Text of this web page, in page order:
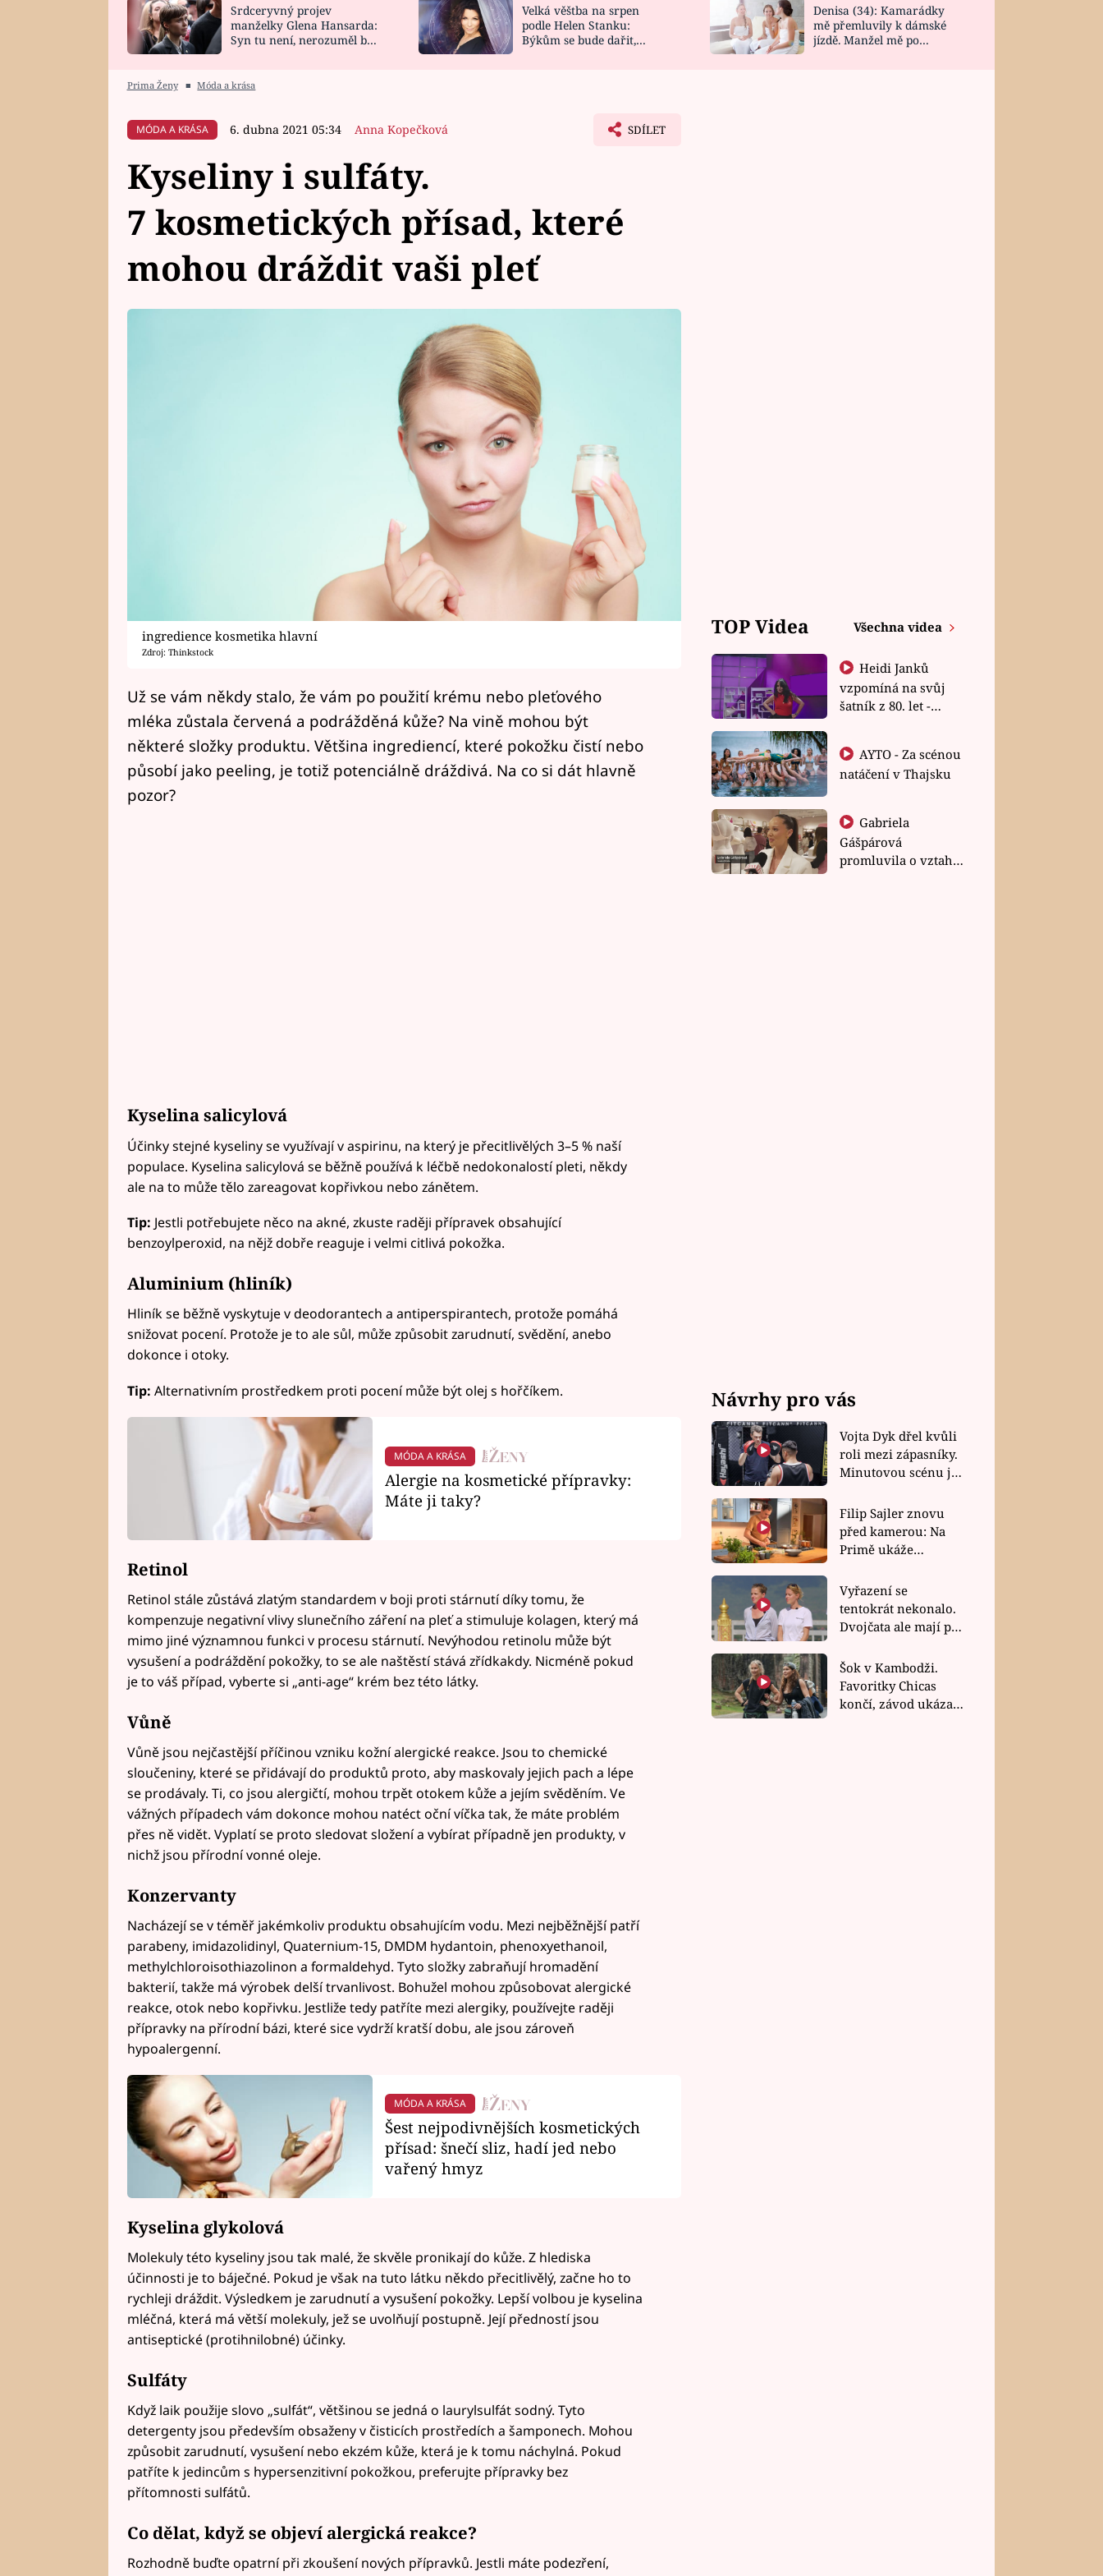
HOROSKOP NA
CELEBRITY
VAŘENÍ
NOVINKY
VIDEORECEPTY
DESIGN
Srdceryvný projev
manželky Glena Hansarda:
Syn tu není, nerozuměl by
Velká věštba na srpen
podle Helen Stanku:
Býkům se bude dařit,
Denisa (34): Kamarádky
mě přemluvily k dámské
jízdě. Manžel mě po
Prima Ženy ■ Móda a krása
MÓDA A KRÁSA 6. dubna 2021 05:34 Anna Kopečková SDÍLET
Kyseliny i sulfáty.
7 kosmetických přísad, které
mohou dráždit vaši pleť
ingredience kosmetika hlavní
Zdroj: Thinkstock
Už se vám někdy stalo, že vám po použití krému nebo pleťového
mléka zůstala červená a podrážděná kůže? Na vině mohou být
některé složky produktu. Většina ingrediencí, které pokožku čistí nebo
působí jako peeling, je totiž potenciálně dráždivá. Na co si dát hlavně
pozor? ​​​​​​​
Kyselina salicylová
Účinky stejné kyseliny se využívají v aspirinu, na který je přecitlivělých 3–5 % naší
populace. Kyselina salicylová se běžně používá k léčbě nedokonalostí pleti, někdy
ale na to může tělo zareagovat kopřivkou nebo zánětem.
Tip: Jestli potřebujete něco na akné, zkuste raději přípravek obsahující
benzoylperoxid, na nějž dobře reaguje i velmi citlivá pokožka.
Aluminium (hliník)
Hliník se běžně vyskytuje v deodorantech a antiperspirantech, protože pomáhá
snižovat pocení. Protože je to ale sůl, může způsobit zarudnutí, svědění, anebo
dokonce i otoky.
Tip: Alternativním prostředkem proti pocení může být olej s hořčíkem.
MÓDA A KRÁSA
Alergie na kosmetické přípravky:
Máte ji taky?
Retinol
Retinol stále zůstává zlatým standardem v boji proti stárnutí díky tomu, že
kompenzuje negativní vlivy slunečního záření na pleť a stimuluje kolagen, který má
mimo jiné významnou funkci v procesu stárnutí. Nevýhodou retinolu může být
vysušení a podráždění pokožky, to se ale naštěstí stává zřídkakdy. Nicméně pokud
je to váš případ, vyberte si „anti-age“ krém bez této látky.
Vůně
Vůně jsou nejčastější příčinou vzniku kožní alergické reakce. Jsou to chemické
sloučeniny, které se přidávají do produktů proto, aby maskovaly jejich pach a lépe
se prodávaly. Ti, co jsou alergičtí, mohou trpět otokem kůže a jejím svěděním. Ve
vážných případech vám dokonce mohou natéct oční víčka tak, že máte problém
přes ně vidět. Vyplatí se proto sledovat složení a vybírat případně jen produkty, v
nichž jsou přírodní vonné oleje.
Konzervanty
Nacházejí se v téměř jakémkoliv produktu obsahujícím vodu. Mezi nejběžnější patří
parabeny, imidazolidinyl, Quaternium-15, DMDM ​​hydantoin, phenoxyethanoil,
methylchloroisothiazolinon a formaldehyd. Tyto složky zabraňují hromadění
bakterií, takže má výrobek delší trvanlivost. Bohužel mohou způsobovat alergické
reakce, otok nebo kopřivku. Jestliže tedy patříte mezi alergiky, používejte raději
přípravky na přírodní bázi, které sice vydrží kratší dobu, ale jsou zároveň
hypoalergenní.
MÓDA A KRÁSA
Šest nejpodivnějších kosmetických
přísad: šnečí sliz, hadí jed nebo
vařený hmyz
Kyselina glykolová
Molekuly této kyseliny jsou tak malé, že skvěle pronikají do kůže. Z hlediska
účinnosti je to báječné. Pokud je však na tuto látku někdo přecitlivělý, začne ho to
rychleji dráždit. Výsledkem je zarudnutí a vysušení pokožky. Lepší volbou je kyselina
mléčná, která má větší molekuly, jež se uvolňují postupně. Její předností jsou
antiseptické (protihnilobné) účinky.
Sulfáty
Když laik použije slovo „sulfát“, většinou se jedná o laurylsulfát sodný. Tyto
detergenty jsou především obsaženy v čisticích prostředích a šamponech. Mohou
způsobit zarudnutí, vysušení nebo ekzém kůže, která je k tomu náchylná. Pokud
patříte k jedincům s hypersenzitivní pokožkou, preferujte přípravky bez
přítomnosti sulfátů.
Co dělat, když se objeví alergická reakce?
Rozhodně buďte opatrní při zkoušení nových přípravků. Jestli máte podezření,
TOP Videa Všechna videa
Heidi Janků
vzpomíná na svůj
šatník z 80. let -
natáčení v Thajsku
Gabriela
Gášpárová
promluvila o vztahu
Návrhy pro vás
Vojta Dyk dřel kvůli
roli mezi zápasníky.
Minutovou scénu jel
Filip Sajler znovu
před kamerou: Na
Primě ukáže
rychlé recepty
Vyřazení se
tentokrát nekonalo.
Dvojčata ale mají po
závodu nůž na krku
Šok v Kambodži.
Favoritky Chicas
končí, závod ukázal